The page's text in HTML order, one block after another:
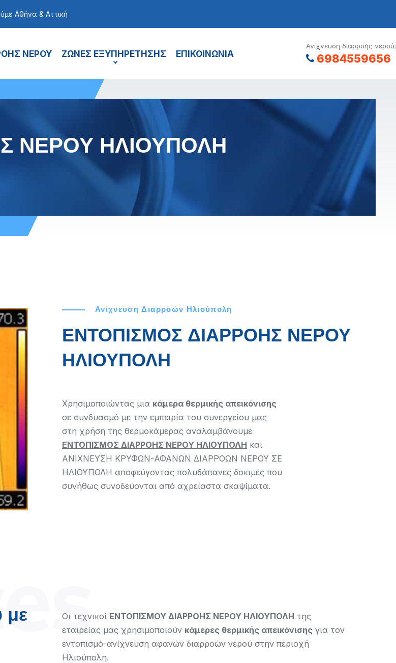
Αθήνα & Αττική
ΝΕΡΟΥ ΖΩΝΕΣ ΕΞΥΠΗΡΕΤΗΣΗΣ ΕΠΙΚΟΙΝΩΝΙΑ
Ανίχνευση διαρροής νερού;
6984559656
ΝΕΡΟΥ ΗΛΙΟΥΠΟΛΗ
Ανίχνευση Διαρροών Ηλιούπολη
ΕΝΤΟΠΙΣΜΟΣ ΔΙΑΡΡΟΗΣ ΝΕΡΟΥ
ΗΛΙΟΥΠΟΛΗ
Χρησιμοποιώντας μια κάμερα θερμικής απεικόνισης
σε συνδυασμό με την εμπειρία του συνεργείου μας
στη χρήση της θερμοκάμερας αναλαμβάνουμε
ΕΝΤΟΠΙΣΜΟΣ ΔΙΑΡΡΟΗΣ ΝΕΡΟΥ ΗΛΙΟΥΠΟΛΗ και
ΑΝΙΧΝΕΥΣΗ ΚΡΥΦΩΝ-ΑΦΑΝΩΝ ΔΙΑΡΡΟΩΝ ΝΕΡΟΥ ΣΕ
ΗΛΙΟΥΠΟΛΗ αποφεύγοντας πολυδάπανες δοκιμές που
συνήθως συνοδεύονται από αχρείαστα σκαψίματα.
με
Οι τεχνικοί ΕΝΤΟΠΙΣΜΟΥ ΔΙΑΡΡΟΗΣ ΝΕΡΟΥ ΗΛΙΟΥΠΟΛΗ της
εταιρείας μας χρησιμοποιούν κάμερες θερμικής απεικόνισης για τον
εντοπισμό-ανίχνευση αφανών διαρροών νερού στην περιοχή
Ηλιούπολη.